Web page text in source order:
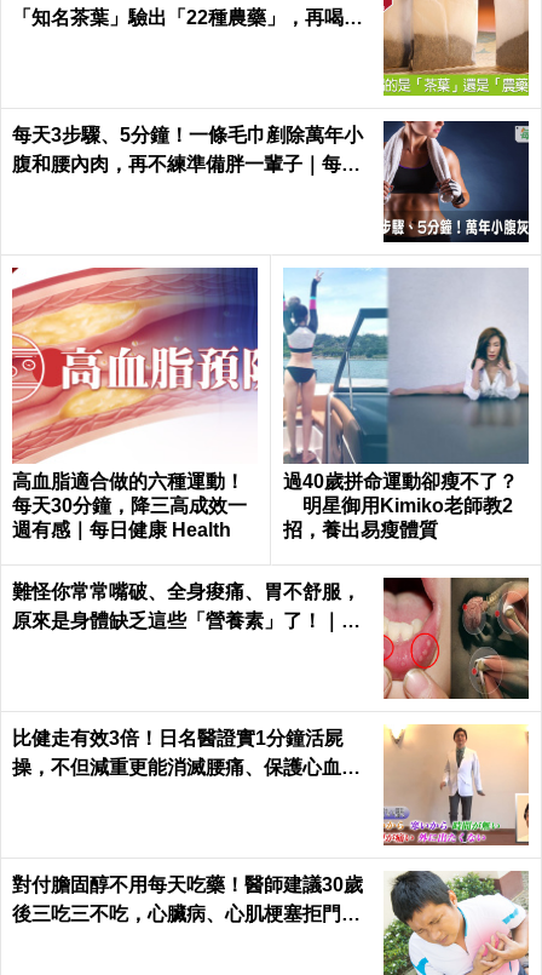
「知名茶葉」驗出「22種農藥」，再喝癌
每天3步驟、5分鐘！一條毛巾剷除萬年小
腹和腰內肉，再不練準備胖一輩子｜每日
高血脂適合做的六種運動！
每天30分鐘，降三高成效一
週有感｜每日健康 Health
過40歲拼命運動卻瘦不了？
明星御用Kimiko老師教2
招，養出易瘦體質
難怪你常常嘴破、全身痠痛、胃不舒服，
原來是身體缺乏這些「營養素」了！｜每
比健走有效3倍！日名醫證實1分鐘活屍
操，不但減重更能消滅腰痛、保護心血管
對付膽固醇不用每天吃藥！醫師建議30歲
後三吃三不吃，心臟病、心肌梗塞拒門外